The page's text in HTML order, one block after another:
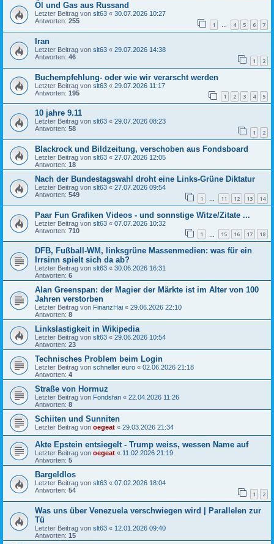
Öl und Gas aus Russand
Letzter Beitrag von slt63 « 30.07.2026 10:27
Antworten: 255 1 … 4 5 6 7
Iran
Letzter Beitrag von slt63 « 29.07.2026 14:38
Antworten: 46 1 2
Buchempfehlung- oder wie wir verarscht werden
Letzter Beitrag von slt63 « 29.07.2026 11:17
Antworten: 195 1 2 3 4 5
10 jahre 9.11
Letzter Beitrag von slt63 « 29.07.2026 08:23
Antworten: 58 1 2
Blackrock und Bildzeitung, verschoben aus Fondsboard
Letzter Beitrag von slt63 « 27.07.2026 12:05
Antworten: 18
Nach der Bundestagswahl droht eine Links-Grüne Diktatur
Letzter Beitrag von slt63 « 27.07.2026 09:54
Antworten: 549 1 … 11 12 13 14
Paar Fun Grafiken Videos - und sonnstige Witze/Zitate ...
Letzter Beitrag von slt63 « 07.07.2026 10:32
Antworten: 710 1 15 16 17 18
DFB, Fußball-WM, linksgrüne Massenmedien: was für ein
Irrsinn spielt sich da ab?
Letzter Beitrag von slt63 « 30.06.2026 16:31
Antworten: 6
Alan Greenspan: der Magier der Märkte ist im Alter von 100
Jahren verstorben
Letzter Beitrag von FinanzHai « 29.06.2026 22:10
Antworten: 8
Linkslastigkeit in Wikipedia
Letzter Beitrag von slt63 « 29.06.2026 10:54
Antworten: 23
Technisches Problem beim Login
Letzter Beitrag von schneller euro « 02.06.2026 21:18
Antworten: 4
Straße von Hormuz
Letzter Beitrag von Fondsfan « 22.04.2026 11:26
Antworten: 8
Schiiten und Sunniten
Letzter Beitrag von oegeat « 29.03.2026 21:34
Akte Epstein entsiegelt - Trump weiss, wessen Name auf
Letzter Beitrag von oegeat « 11.02.2026 21:19
Antworten: 5
Bargeldlos
Letzter Beitrag von slt63 « 07.02.2026 18:04
Antworten: 54 1 2
Was uns über Venezuela verschwiegen wird | Parallelen zur
Tü
Letzter Beitrag von slt63 « 12.01.2026 09:40
Antworten: 15